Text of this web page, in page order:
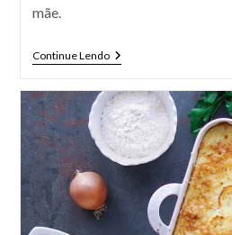
mãe.
Continue LendoTorta
Pão
Da
Adiléa